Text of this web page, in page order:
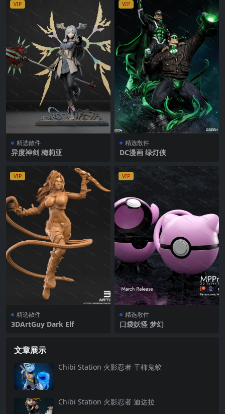
VIP
精选散件
异度神剑 ‌梅莉亚
VIP
精选散件
DC漫画 绿灯侠
VIP
精选散件
3DArtGuy Dark Elf
VIP
精选散件
口袋妖怪 梦幻
文章展示
Chibi Station 火影忍者 干柿鬼鲛
Chibi Station 火影忍者 迪达拉